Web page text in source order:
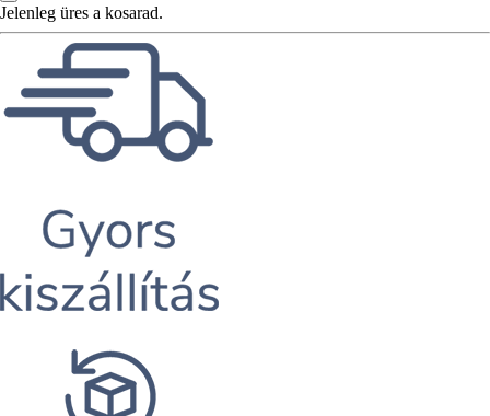
Jelenleg üres a kosarad.